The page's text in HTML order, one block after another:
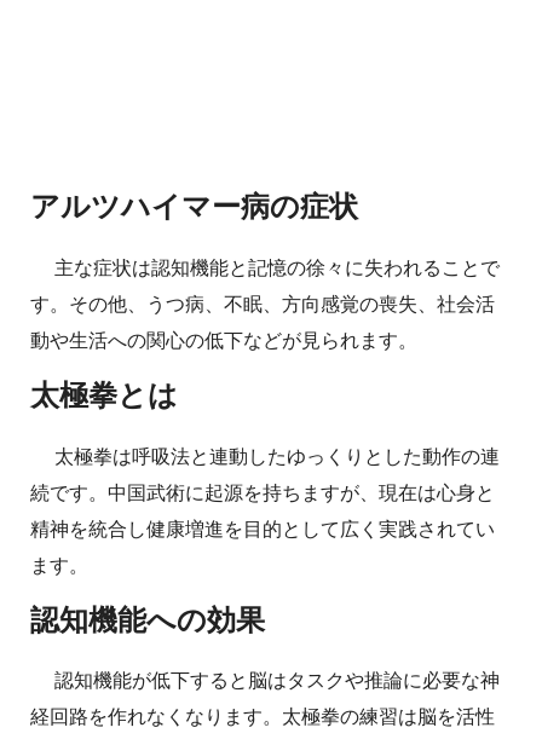
アルツハイマー病の症状
主な症状は認知機能と記憶の徐々に失われることで
す。その他、うつ病、不眠、方向感覚の喪失、社会活
動や生活への関心の低下などが見られます。
太極拳とは
太極拳は呼吸法と連動したゆっくりとした動作の連
続です。中国武術に起源を持ちますが、現在は心身と
精神を統合し健康増進を目的として広く実践されてい
ます。
認知機能への効果
認知機能が低下すると脳はタスクや推論に必要な神
経回路を作れなくなります。太極拳の練習は脳を活性